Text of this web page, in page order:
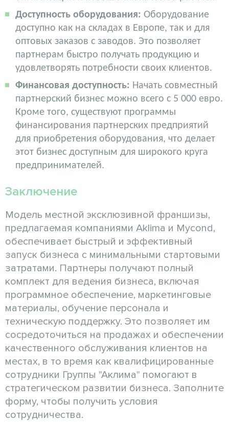
Доступность оборудования: Оборудование
доступно как на складах в Европе, так и для
оптовых заказов с заводов. Это позволяет
партнерам быстро получать продукцию и
удовлетворять потребности своих клиентов.
Финансовая доступность: Начать совместный
партнерский бизнес можно всего с 5 000 евро.
Кроме того, существуют программы
финансирования партнерских предприятий
для приобретения оборудования, что делает
этот бизнес доступным для широкого круга
предпринимателей.
Заключение
Модель местной эксклюзивной франшизы,
предлагаемая компаниями Aklima и Mycond,
обеспечивает быстрый и эффективный
запуск бизнеса с минимальными стартовыми
затратами. Партнеры получают полный
комплект для ведения бизнеса, включая
программное обеспечение, маркетинговые
материалы, обучение персонала и
техническую поддержку. Это позволяет им
сосредоточиться на продажах и обеспечении
качественного обслуживания клиентов на
местах, в то время как квалифицированные
сотрудники Группы "Аклима" помогают в
стратегическом развитии бизнеса. Заполните
форму, чтобы получить условия
сотрудничества.